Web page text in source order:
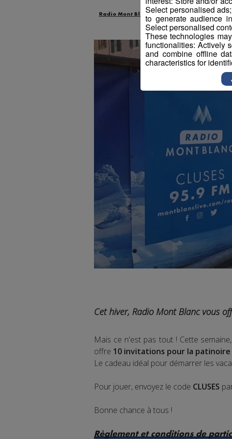
Radio Mont Blanc Animation Jeux
Cet hiver, Radio Mont Blanc vous
Mais ce n'est pas tout ! Cette
offre 10 invitations pour la
Le cadeau idéal pour démarrer les
Pour jouer, envoyez le code CLUSES
Bonne chance à tous !
Règlement et conditions de
Select personalised
to generate audience
Select personalised
These technologies
functionalities: Actively
and combine offline
characteristics for